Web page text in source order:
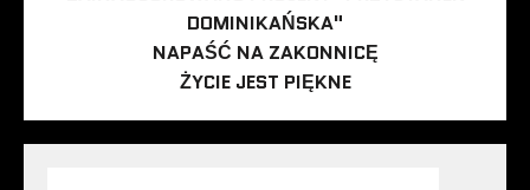
DOMINIKAŃSKA"
NAPAŚĆ NA ZAKONNICĘ
ŻYCIE JEST PIĘKNE